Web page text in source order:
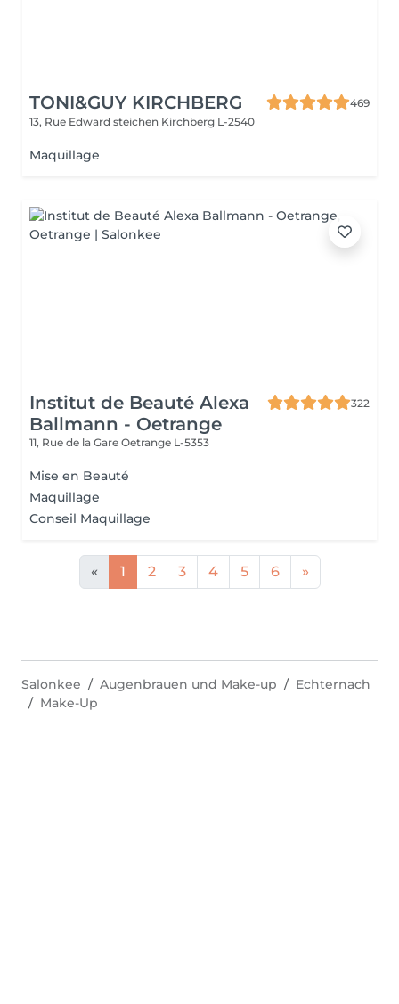
TONI&GUY KIRCHBERG
469
13, Rue Edward steichen Kirchberg L-2540
Maquillage
Institut de Beauté Alexa
Ballmann - Oetrange
322
11, Rue de la Gare Oetrange L-5353
Mise en Beauté
Maquillage
Conseil Maquillage
« 1 2 3 4 5 6 »
Salonkee Augenbrauen und Make-up
Echternach
Make-Up